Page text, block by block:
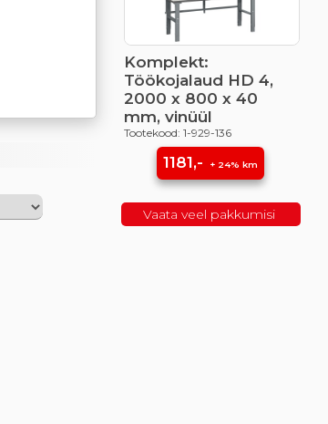
Komplekt:
Töökojalaud HD 4,
2000 x 800 x 40
mm, vinüül
Tootekood: 1-929-136
1181,- + 24% km
Vaata veel pakkumisi